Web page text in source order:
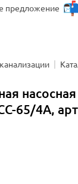
предложение
65/4A,